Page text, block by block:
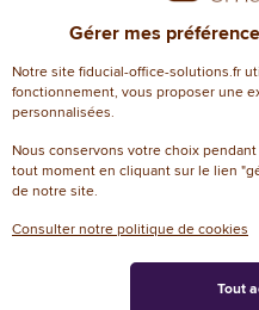
EN
Gérer mes
Notre site fiducial-office-solutions.fr
fonctionnement, vous proposer une
personnalisées.
Nous conservons votre choix
tout moment en cliquant sur le lien
de notre site.
Consulter notre politique de cookies
Tout